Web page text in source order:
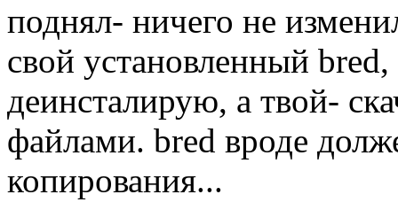
поднял- ничего не
свой установленный
деинсталирую, а твой-
файлами. bred вроде
копирования...